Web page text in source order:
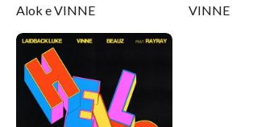
Alok e VINNE VINNE